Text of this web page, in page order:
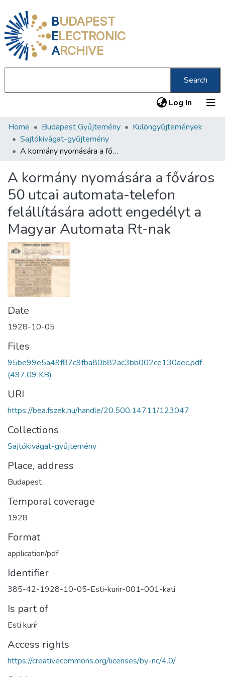
BUDAPEST
ELECTRONIC
ARCHIVE
Search
Log In (current)
Communities & Collections
All of DSpace
About us
Home Budapest Gyűjtemény
Különgyűjtemények
Sajtókivágat-gyűjtemény
A kormány nyomására a főváros 50 utcai automata-telefon felállítására adott engedélyt a Magyar Automata Rt-nak
A kormány nyomására a főváros
50 utcai automata-telefon
felállítására adott engedélyt a
Magyar Automata Rt-nak
Date
1928-10-05
Files
95be99e5a49f87c9fba80b82ac3bb002ce130aec.pdf
(497.09 KB)
URI
https://bea.fszek.hu/handle/20.500.14711/123047
Collections
Sajtókivágat-gyűjtemény
Place, address
Budapest
Temporal coverage
1928
Format
application/pdf
Identifier
385-42-1928-10-05-Esti-kurir-001-001-kati
Is part of
Esti kurír
Access rights
https://creativecommons.org/licenses/by-nc/4.0/